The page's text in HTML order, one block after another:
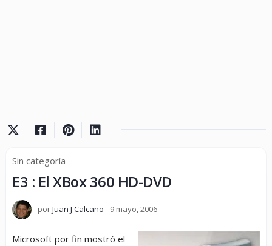
Sin categoría
E3 : El XBox 360 HD-DVD
porJuan J Calcaño 9 mayo, 2006
Microsoft por fin mostró el